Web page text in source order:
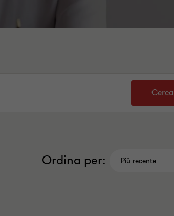
Cerca
Ordina per: Più recente